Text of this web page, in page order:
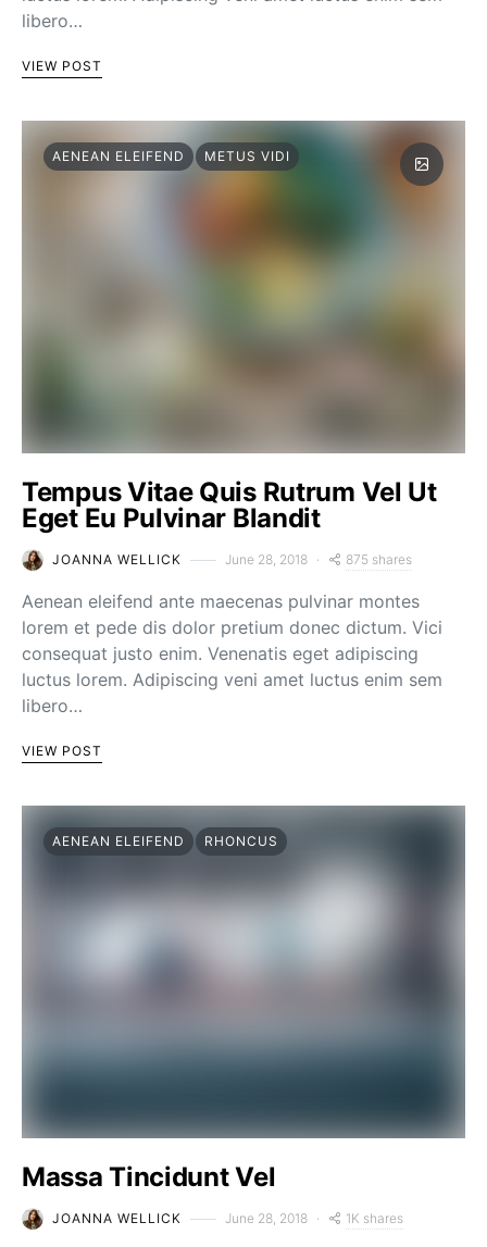
libero…
VIEW POST
AENEAN ELEIFEND METUS VIDI
Tempus Vitae Quis Rutrum Vel Ut
Eget Eu Pulvinar Blandit
JOANNA WELLICK June 28, 2018 875 shares
Aenean eleifend ante maecenas pulvinar montes
lorem et pede dis dolor pretium donec dictum. Vici
consequat justo enim. Venenatis eget adipiscing
luctus lorem. Adipiscing veni amet luctus enim sem
libero…
VIEW POST
AENEAN ELEIFEND RHONCUS
Massa Tincidunt Vel
JOANNA WELLICK June 28, 2018 1K shares